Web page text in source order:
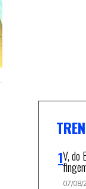
V, do
07/08/